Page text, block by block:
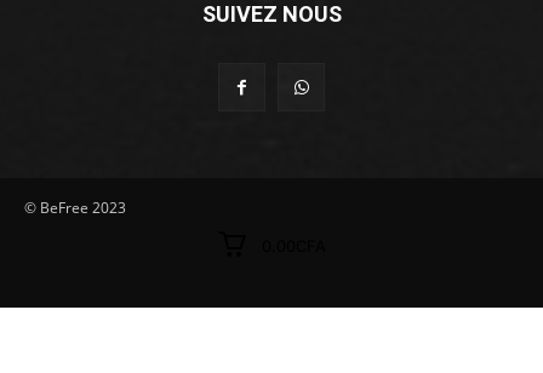
SUIVEZ NOUS
© BeFree 2023